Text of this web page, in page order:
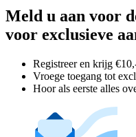
Meld u aan voor
voor exclusieve
Registreer en krijg
Vroege toegang tot
Hoor als eerste alles